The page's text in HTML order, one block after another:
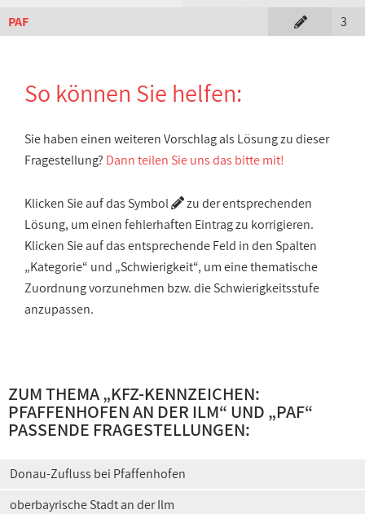
PAF
3
So können Sie helfen:
Sie haben einen weiteren Vorschlag als Lösung zu dieser
Fragestellung? Dann teilen Sie uns das bitte mit!
Klicken Sie auf das Symbol
zu der entsprechenden
Lösung, um einen fehlerhaften Eintrag zu korrigieren.
Klicken Sie auf das entsprechende Feld in den Spalten
„Kategorie“ und „Schwierigkeit“, um eine thematische
Zuordnung vorzunehmen bzw. die Schwierigkeitsstufe
anzupassen.
ZUM THEMA „KFZ-KENNZEICHEN:
PFAFFENHOFEN AN DER ILM“ UND „PAF“
PASSENDE FRAGESTELLUNGEN:
Donau-Zufluss bei Pfaffenhofen
oberbayrische Stadt an der Ilm